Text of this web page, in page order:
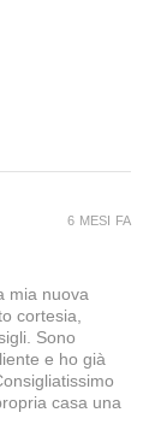
mia nuova
cortesia,
Sono
e ho già
casa una
6 MESI FA